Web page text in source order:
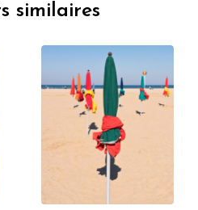
similaires